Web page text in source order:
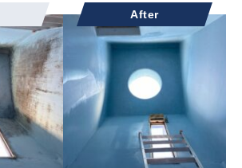
After